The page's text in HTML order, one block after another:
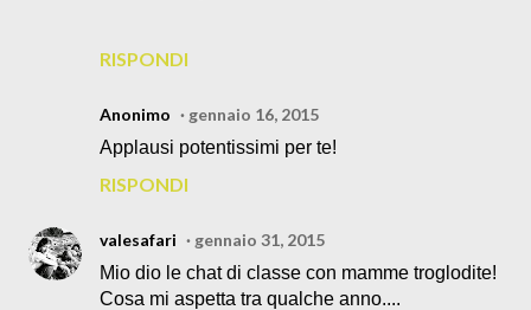
RISPONDI
Anonimo
gennaio 16, 2015
Applausi potentissimi per te!
RISPONDI
valesafari
gennaio 31, 2015
Mio dio le chat di classe con mamme troglodite!
Cosa mi aspetta tra qualche anno....